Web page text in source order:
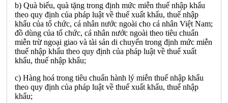
b) Quà biếu, quà tặng trong định mức miễn thuế nhập khẩu
theo quy định của pháp luật về thuế xuất khẩu, thuế nhập
khẩu của tổ chức, cá nhân nước ngoài cho cá nhân Việt Nam;
đồ dùng của tổ chức, cá nhân nước ngoài theo tiêu chuẩn
miễn trừ ngoại giao và tài sản di chuyển trong định mức miễn
thuế nhập khẩu theo quy định của pháp luật về thuế xuất
khẩu, thuế nhập khẩu;
c) Hàng hoá trong tiêu chuẩn hành lý miễn thuế nhập khẩu
theo quy định của pháp luật về thuế xuất khẩu, thuế nhập
khẩu;